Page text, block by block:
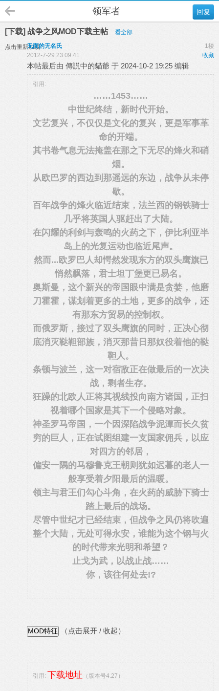
回复
领军者
[下载] 战争之风MOD下载主帖 看全部
点击重新加载 1楼
无面的无名氏
收藏
2012-7-29 23:09:41
本帖最后由 傳説中的貓爺 于 2024-10-2 19:25 编辑
引用:
……1453……
中世纪终结，新时代开始。
文艺复兴，不仅仅是文化的复兴，更是军事革
命的开端。
其书卷气息无法掩盖在那之下无尽的烽火和硝
烟。
从欧巴罗的西边到那遥远的东边，战争从未停
歇。
百年战争的烽火临近结束，法兰西的钢铁骑士
几乎将英国人驱赶出了大陆。
在闪耀的利剑与轰鸣的火药之下，伊比利亚半
岛上的光复运动也临近尾声。
然而...欧罗巴人却愕然发现东方的双头鹰旗已
悄然飘落，君士坦丁堡更已易名。
奥斯曼，这个新兴的帝国眼中满是贪婪，他磨
刀霍霍，谋划着更多的土地，更多的战争，还
有那东方贸易的控制权。
而俄罗斯，接过了双头鹰旗的同时，正决心彻
底消灭鞑靼部族，消灭那昔日那奴役着他的鞑
靼人。
条顿与波兰，这一对宿敌正在做最后的一次决
战，剩者生存。
狂躁的北欧人正将其视线投向南方诸国，正扫
视着哪个国家是其下一个侵略对象。
神圣罗马帝国，一个因深陷战争泥潭而长久贫
穷的巨人，正在试图组建一支国家佣兵，以应
对四方的邻居，
偏安一隅的马穆鲁克王朝则犹如迟暮的老人一
般享受着夕阳最后的温暖。
领主与君王们勾心斗角，在火药的威胁下骑士
踏上最后的战场。
尽管中世纪才已经结束，但战争之风仍将吹遍
整个大陆，无处可得永安，谁能为这个钢与火
的时代带来光明和希望？
止戈为武，以战止战……
你，该往何处去!?
（点击展开 / 收起）
引用: 下载地址 （版本号4.27）